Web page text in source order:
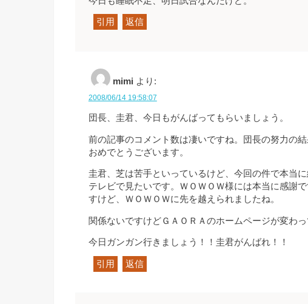
引用 返信
mimi より:
2008/06/14 19:58:07
団長、圭君、今日もがんばってもらいましょう。
前の記事のコメント数は凄いですね。団長の努力の
おめでとうございます。
圭君、芝は苦手といっているけど、今回の件で本当
テレビで見たいです。ＷＯＷＯＷ様には本当に感謝
すけど、ＷＯＷＯＷに先を越えられましたね。
関係ないですけどＧＡＯＲＡのホームページが変わ
今日ガンガン行きましょう！！圭君がんばれ！！
引用 返信